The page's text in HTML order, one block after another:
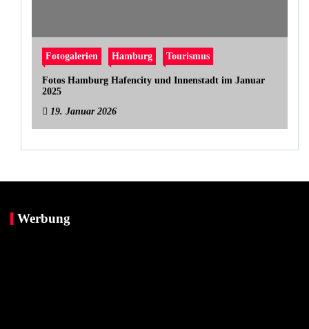
Fotogalerien Hamburg Tourismus
Fotos Hamburg Hafencity und Innenstadt im Januar
2025
19. Januar 2026
Werbung